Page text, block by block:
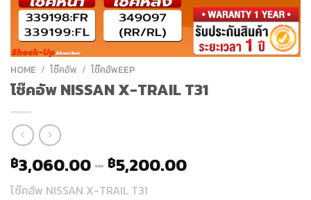
HOME / โช๊คอัพ / โช๊คอัพEEP
โช๊คอัพ NISSAN X-TRAIL T31
฿3,060.00– ฿5,200.00
โช๊คอัพ NISSAN X-TRAIL T31